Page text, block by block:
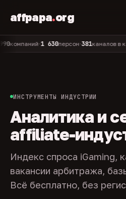
affpapa.org
•1 630персон•381каналов в
ИНСТРУМЕНТЫ ИНДУСТРИИ
Аналитика и
affiliate-
Индекс спроса iGaming,
вакансии арбитража,
Всё бесплатно, без